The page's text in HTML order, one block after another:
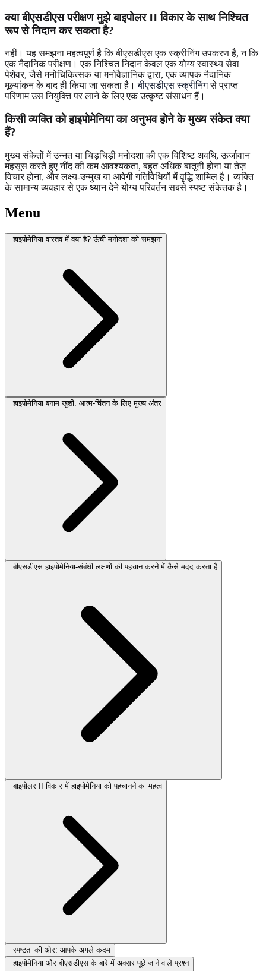
क्या बीएसडीएस परीक्षण मुझे बाइपोलर II विकार के साथ निश्चित
रूप से निदान कर सकता है?
नहीं। यह समझना महत्वपूर्ण है कि बीएसडीएस एक स्क्रीनिंग उपकरण है, न कि
एक नैदानिक परीक्षण। एक निश्चित निदान केवल एक योग्य स्वास्थ्य सेवा
पेशेवर, जैसे मनोचिकित्सक या मनोवैज्ञानिक द्वारा, एक व्यापक नैदानिक
मूल्यांकन के बाद ही किया जा सकता है।बीएसडीएस स्क्रीनिंगसे प्राप्त
परिणाम उस नियुक्ति पर लाने के लिए एक उत्कृष्ट संसाधन हैं।
किसी व्यक्ति को हाइपोमेनिया का अनुभव होने के मुख्य संकेत क्या
हैं?
मुख्य संकेतों में उन्नत या चिड़चिड़ी मनोदशा की एक विशिष्ट अवधि, ऊर्जावान
महसूस करते हुए नींद की कम आवश्यकता, बहुत अधिक बातूनी होना या तेज़
विचार होना, और लक्ष्य-उन्मुख या आवेगी गतिविधियों में वृद्धि शामिल है। व्यक्ति
के सामान्य व्यवहार से एक ध्यान देने योग्य परिवर्तन सबसे स्पष्ट संकेतक है।
Menu
हाइपोमेनिया वास्तव में क्या है? ऊंची मनोदशा को समझना
हाइपोमेनिया बनाम खुशी: आत्म-चिंतन के लिए मुख्य अंतर
बीएसडीएस हाइपोमेनिया-संबंधी लक्षणों की पहचान करने में कैसे मदद करता है
बाइपोलर II विकार में हाइपोमेनिया को पहचानने का महत्व
स्पष्टता की ओर: आपके अगले कदम
हाइपोमेनिया और बीएसडीएस के बारे में अक्सर पूछे जाने वाले प्रश्न